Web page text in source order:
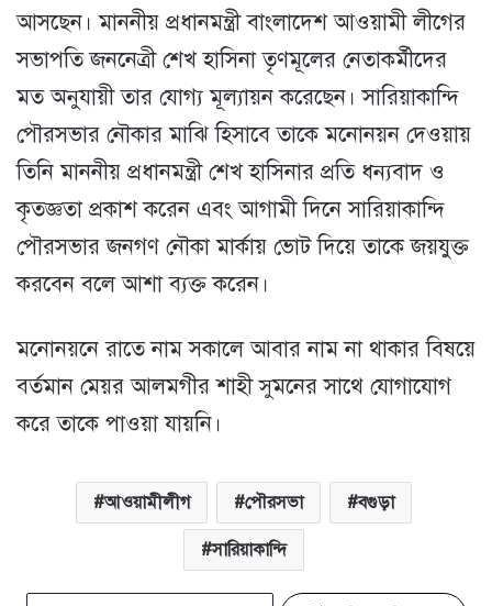
আসছেন। মাননীয় প্রধানমন্ত্রী বাংলাদেশ আওয়ামী লীগের
সভাপতি জননেত্রী শেখ হাসিনা তৃণমূলের নেতাকর্মীদের
মত অনুযায়ী তার যোগ্য মূল্যায়ন করেছেন। সারিয়াকান্দি
পৌরসভার নৌকার মাঝি হিসাবে তাকে মনোনয়ন দেওয়ায়
তিনি মাননীয় প্রধানমন্ত্রী শেখ হাসিনার প্রতি ধন্যবাদ ও
কৃতজ্ঞতা প্রকাশ করেন এবং আগামী দিনে সারিয়াকান্দি
পৌরসভার জনগণ নৌকা মার্কায় ভোট দিয়ে তাকে জয়যুক্ত
করবেন বলে আশা ব্যক্ত করেন।
মনোনয়নে রাতে নাম সকালে আবার নাম না থাকার বিষয়ে
বর্তমান মেয়র আলমগীর শাহী সুমনের সাথে যোগাযোগ
করে তাকে পাওয়া যায়নি।
আওয়ামীলীগ পৌরসভা বগুড়া
সারিয়াকান্দি